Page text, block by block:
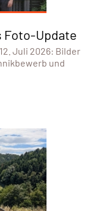
Foto-Update
Juli 2026: Bilder
und